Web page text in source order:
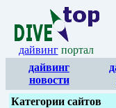
дайвинг портал
дайвинг
новости
Категории сайтов